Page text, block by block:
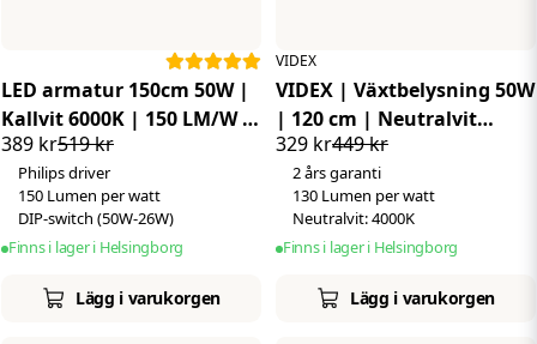
LED armatur 150cm 50W |
Kallvit 6000K | 150 LM/W |
IP65 | Philips driver
519 kr
389 kr
Philips driver
150 Lumen per watt
DIP-switch (50W-26W)
Finns i lager i Helsingborg
Lägg i varukorgen
VIDEX
VIDEX | Växtbelysning 50W
| 120 cm | Neutralvit
4000K449 kr
329 kr
2 års garanti
130 Lumen per watt
Neutralvit: 4000K
Finns i lager i Helsingborg
Lägg i varukorgen